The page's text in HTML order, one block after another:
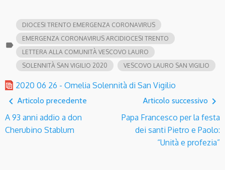
label
DIOCESI TRENTO EMERGENZA CORONAVIRUS
EMERGENZA CORONAVIRUS ARCIDIOCESI TRENTO
LETTERA ALLA COMUNITÀ VESCOVO LAURO
SOLENNITÀ SAN VIGILIO 2020
VESCOVO LAURO SAN VIGILIO
2020 06 26 - Omelia Solennità di San Vigilio
navigate_before Articolo precedente
A 93 anni addio a don
Cherubino Stablum
Articolo successivo navigate_next
Papa Francesco per la festa
dei santi Pietro e Paolo:
“Unità e profezia”